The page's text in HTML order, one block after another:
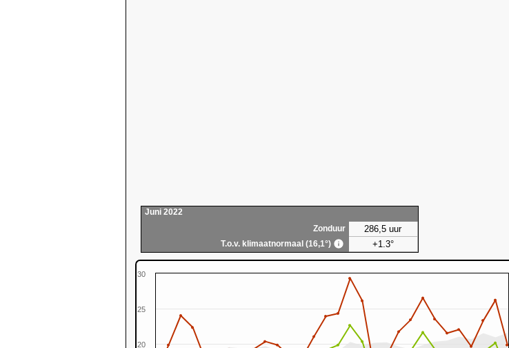
Juni 2022
Zonduur
286,5 uur
T.o.v. klimaatnormaal (16,1°) +1.3°
20
25
30